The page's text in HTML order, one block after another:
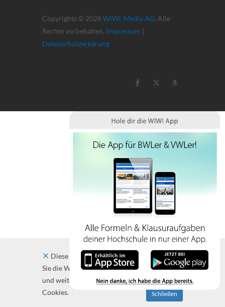
Copyrights © 2026 WiWi-Media AG. Alle
Rechte vorbehalten. Impressum |
Datenschutzerkärung
Diese Website verwendet Cookies. Indem
Sie die Website und ihre Angebote nutzen
und weiter navigieren, akzeptieren Sie diese
Cookies.
Schließen